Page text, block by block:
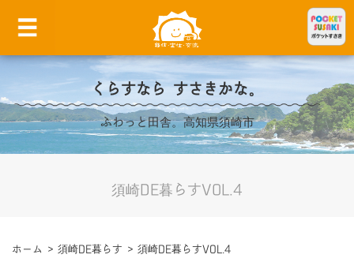
くらすなら すさきかな。
ふわっと田舎。高知県須崎市
須崎DE暮らすVOL.4
ホーム > 須崎DE暮らす > 須崎DE暮らすVOL.4